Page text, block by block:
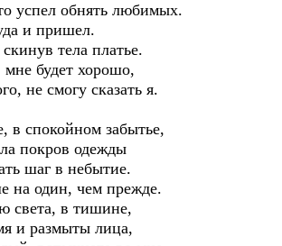
успел обнять любимых.
и пришел.
тела платье.
будет хорошо,
не смогу сказать я.
в спокойном забытье,
покров одежды
шаг в небытие.
на один, чем прежде.
света, в тишине,
и размыты лица,